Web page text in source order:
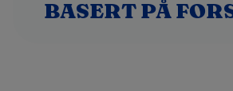
BASERT PÅ